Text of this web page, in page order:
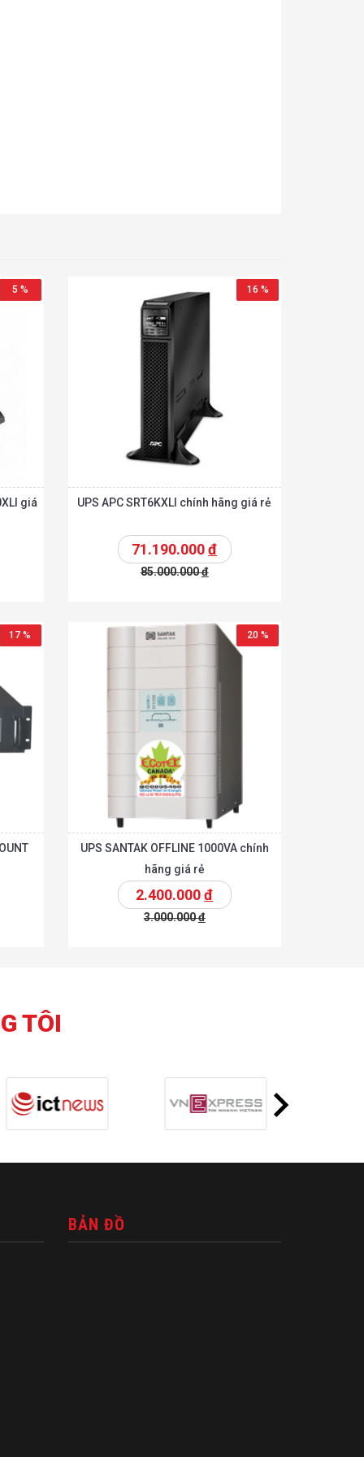
5 %
giá
16 %
UPS APC SRT6KXLI chính hãng giá rẻ
71.190.000đ
85.000.000đ
17 % 20 %
UPS SANTAK OFFLINE 1000VA chính
hãng giá rẻ
2.400.000đ
3.000.000đ
TÔI
BẢN ĐỒ